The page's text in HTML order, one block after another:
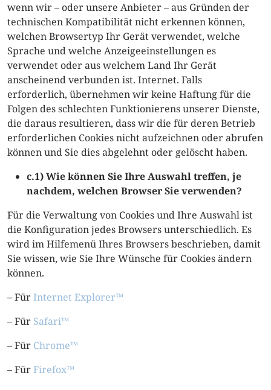
wenn wir – oder unsere Anbieter – aus Gründen der
technischen Kompatibilität nicht erkennen können,
welchen Browsertyp Ihr ​​Gerät verwendet, welche
Sprache und welche Anzeigeeinstellungen es
verwendet oder aus welchem ​​Land Ihr Gerät
anscheinend verbunden ist. Internet. Falls
erforderlich, übernehmen wir keine Haftung für die
Folgen des schlechten Funktionierens unserer Dienste,
die daraus resultieren, dass wir die für deren Betrieb
erforderlichen Cookies nicht aufzeichnen oder abrufen
können und Sie dies abgelehnt oder gelöscht haben.
c.1) Wie können Sie Ihre Auswahl treffen, je
nachdem, welchen Browser Sie verwenden?
Für die Verwaltung von Cookies und Ihre Auswahl ist
die Konfiguration jedes Browsers unterschiedlich. Es
wird im Hilfemenü Ihres Browsers beschrieben, damit
Sie wissen, wie Sie Ihre Wünsche für Cookies ändern
können.
– FürInternet Explorer™
– Für Safari™
– Für Chrome™
– FürFirefox™